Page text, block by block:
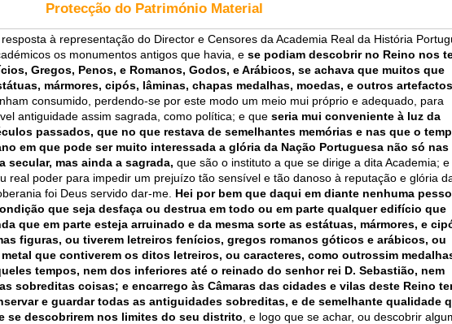
Protecção do Património Material
à representação do Director e Censores da Academia Real da História
os monumentos antigos que havia, e se podiam descobrir no Reino nos
Gregos, Penos, e Romanos, Godos, e Arábicos, se achava que muitos que
mármores, cipós, lâminas, chapas medalhas, moedas, e outros
consumido, perdendo-se por este modo um meio mui próprio e adequado, para
antiguidade assim sagrada, como política; e que seria mui conveniente à luz da
passados, que no que restava de semelhantes memórias e nas que o
em que pode ser muito interessada a glória da Nação Portuguesa não só nas
secular, mas ainda a sagrada, que são o instituto a que se dirige a dita Academia; e
real poder para impedir um prejuízo tão sensível e tão danoso à reputação e glória
foi Deus servido dar-me. Hei por bem que daqui em diante nenhuma
que seja desfaça ou destrua em todo ou em parte qualquer edifício que
que em parte esteja arruinado e da mesma sorte as estátuas, mármores, e
figuras, ou tiverem letreiros fenícios, gregos romanos góticos e arábicos, ou
que contiverem os ditos letreiros, ou caracteres, como outrossim
tempos, nem dos inferiores até o reinado do senhor rei D. Sebastião, nem
sobreditas coisas; e encarrego às Câmaras das cidades e vilas deste Reino
e guardar todas as antiguidades sobreditas, e de semelhante qualidade
se descobrirem nos limites do seu distrito , e logo que se achar, ou descobrir